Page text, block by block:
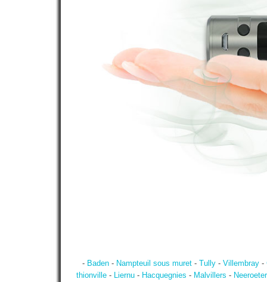
- Baden - Nampteuil sous muret - Tully - Villembray -
thionville - Liernu - Hacquegnies - Malvillers -